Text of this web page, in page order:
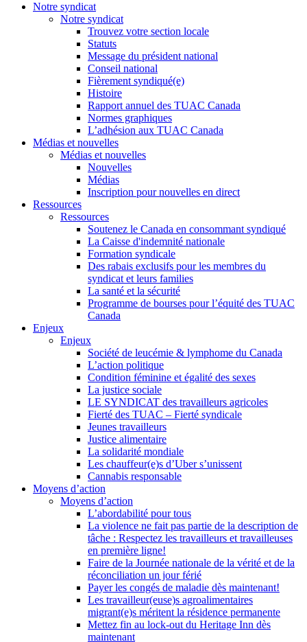
Notre syndicat
Notre syndicat
Trouvez votre section locale
Statuts
Message du président national
Conseil national
Fièrement syndiqué(e)
Histoire
Rapport annuel des TUAC Canada
Normes graphiques
L’adhésion aux TUAC Canada
Médias et nouvelles
Médias et nouvelles
Nouvelles
Médias
Inscription pour nouvelles en direct
Ressources
Ressources
Soutenez le Canada en consommant syndiqué
La Caisse d'indemnité nationale
Formation syndicale
Des rabais exclusifs pour les membres du
syndicat et leurs families
La santé et la sécurité
Programme de bourses pour l’équité des TUAC
Canada
Enjeux
Enjeux
Société de leucémie & lymphome du Canada
L’action politique
Condition féminine et égalité des sexes
La justice sociale
LE SYNDICAT des travailleurs agricoles
Fierté des TUAC – Fierté syndicale
Jeunes travailleurs
Justice alimentaire
La solidarité mondiale
Les chauffeur(e)s d’Uber s’unissent
Cannabis responsable
Moyens d’action
Moyens d’action
L’abordabilité pour tous
La violence ne fait pas partie de la description de
tâche : Respectez les travailleurs et travailleuses
en première ligne!
Faire de la Journée nationale de la vérité et de la
réconciliation un jour férié
Payer les congés de maladie dès maintenant!
Les travailleur(euse)s agroalimentaires
migrant(e)s méritent la résidence permanente
Mettez fin au lock-out du Heritage Inn dès
maintenant